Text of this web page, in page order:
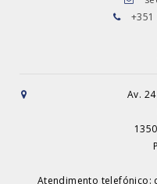
+351
Av.
Atendimento telefónico: